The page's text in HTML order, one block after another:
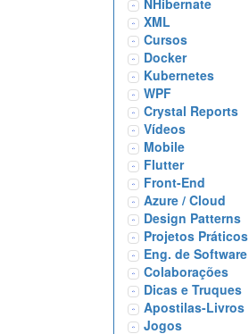
NHibernate
XML
Cursos
Docker
Kubernetes
WPF
Crystal Reports
Vídeos
Mobile
Flutter
Front-End
Azure / Cloud
Design Patterns
Projetos Práticos
Eng. de Software
Colaborações
Dicas e Truques
Apostilas-Livros
Jogos